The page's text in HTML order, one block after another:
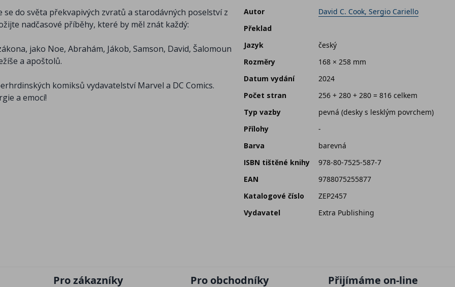
do světa překvapivých zvratů a starodávných poselství z
nadčasové příběhy, které by měl znát každý:
jako Noe, Abrahám, Jákob, Samson, David, Šalomoun
a apoštolů.
komiksů vydavatelství Marvel a DC Comics.
a emocí!
Autor
David C. Cook, Sergio Cariello
Překlad
Jazyk
český
Rozměry
168 × 258 mm
Datum vydání
2024
Počet stran
256 + 280 + 280 = 816 celkem
Typ vazby
pevná (desky s lesklým povrchem)
Přílohy
-
Barva
barevná
ISBN tištěné knihy
978-80-7525-587-7
EAN
9788075255877
Katalogové číslo
ZEP2457
Vydavatel
Extra Publishing
Pro zákazníky Pro obchodníky
Přijímáme on-line